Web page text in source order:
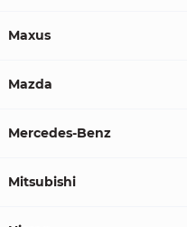
Maxus
Mazda
Mercedes-Benz
Mitsubishi